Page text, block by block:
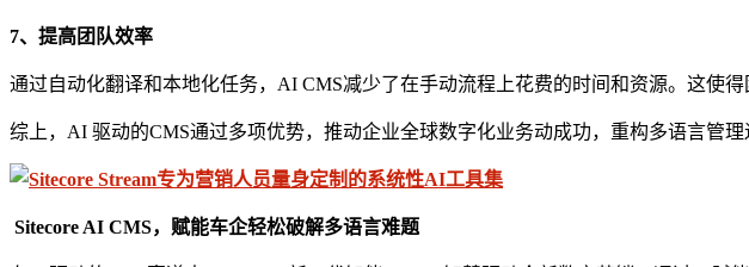
7、 提高团队效率
通过自动化翻译和本地化任务，AI CMS减少了在手动流程上花费的时间和资源。这使得
综上，AI 驱动的CMS通过多项优势，推动企业全球数字化业务动成功，重构多语言管
Sitecore AI CMS，赋能车企轻松破解多语言难题